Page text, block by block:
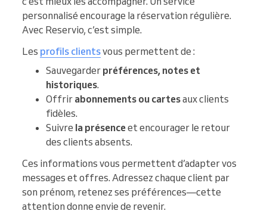
personnalisé encourage la réservation régulière.
Avec Reservio, c’est simple.
Les profils clientsvous permettent de :
Sauvegarder préférences, notes et
historiques.
Offrir abonnements ou cartesaux clients
fidèles.
Suivre la présenceet encourager le retour
des clients absents.
Ces informations vous permettent d’adapter vos
messages et offres. Adressez chaque client par
son prénom, retenez ses préférences—cette
attention donne envie de revenir.